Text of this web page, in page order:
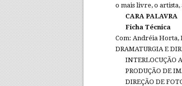
o mais livre, o artista,
CARA PALAVRA
Ficha Técnica
Com: Andréia Horta,
DRAMATURGIA E
INTERLOCUÇÃO
PRODUÇÃO DE
DIREÇÃO DE